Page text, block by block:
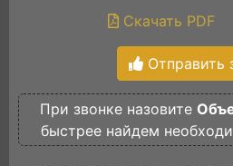
Скачать PDF
Отправить
При звонке назовите
быстрее найдем